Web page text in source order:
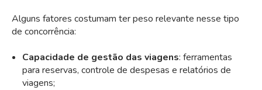
Alguns fatores costumam ter peso relevante nesse tipo
de concorrência:
Capacidade de gestão das viagens: ferramentas
para reservas, controle de despesas e relatórios de
viagens;